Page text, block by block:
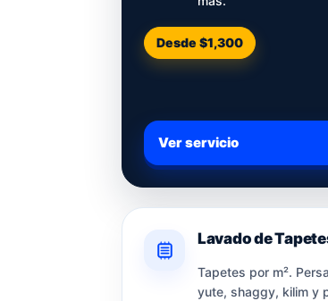
Desde $1,300
Ver servicio
Lavado de
Tapetes por m².
yute, shaggy, kilim y